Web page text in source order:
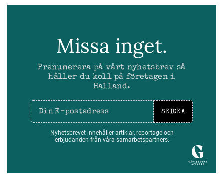
Missa inget.
Prenumerera på vårt nyhetsbrev så
håller du koll på företagen i
Halland.
SKICKA
Nyhetsbrevet innehåller artiklar, reportage och
erbjudanden från våra samarbetspartners.